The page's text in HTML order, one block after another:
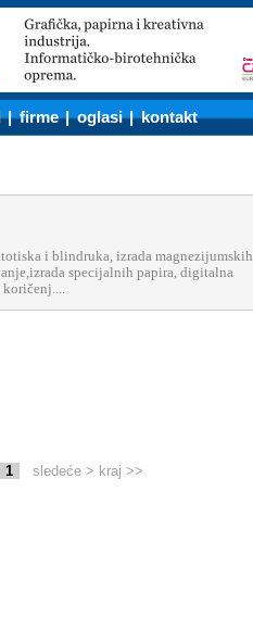
|firme |oglasi |kontakt
i blindruka, izrada magnezijumskih
specijalnih papira, digitalna
1 sledeće > kraj >>